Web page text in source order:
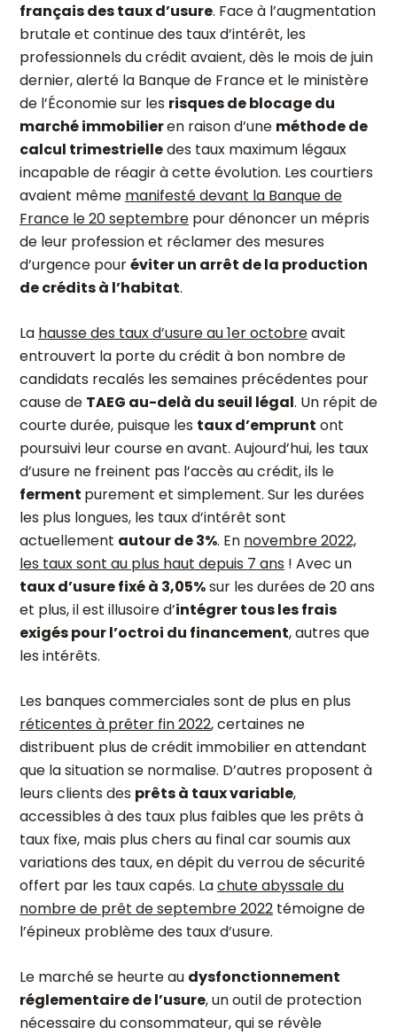
français des taux d’usure. Face à l’augmentation
brutale et continue des taux d’intérêt, les
professionnels du crédit avaient, dès le mois de juin
dernier, alerté la Banque de France et le ministère
de l’Économie sur les risques de blocage du
marché immobilieren raison d’une méthode de
calcul trimestrielledes taux maximum légaux
incapable de réagir à cette évolution. Les courtiers
avaient même manifesté devant la Banque de
France le 20 septembre pour dénoncer un mépris
de leur profession et réclamer des mesures
d’urgence pouréviter un arrêt de la production
de crédits à l’habitat.
La hausse des taux d’usure au 1eroctobreavait
entrouvert la porte du crédit à bon nombre de
candidats recalés les semaines précédentes pour
cause de TAEG au-delà du seuil légal. Un répit de
courte durée, puisque les taux d’emprunt ont
poursuivi leur course en avant. Aujourd’hui, les taux
d’usure ne freinent pas l’accès au crédit, ils le
ferment purement et simplement. Sur les durées
les plus longues, les taux d’intérêt sont
actuellement autour de 3%. En novembre 2022,
les taux sont au plus haut depuis 7 ans ! Avec un
taux d’usure fixé à 3,05%sur les durées de 20 ans
et plus, il est illusoire d’intégrer tous les frais
exigés pour l’octroi du financement, autres que
les intérêts.
Les banques commerciales sont de plus en plus
réticentes à prêter fin 2022, certaines ne
distribuent plus de crédit immobilier en attendant
que la situation se normalise. D’autres proposent à
leurs clients des prêts à taux variable,
accessibles à des taux plus faibles que les prêts à
taux fixe, mais plus chers au final car soumis aux
variations des taux, en dépit du verrou de sécurité
offert par les taux capés. Lachute abyssale du
nombre de prêt de septembre 2022 témoigne de
l’épineux problème des taux d’usure.
Le marché se heurte au dysfonctionnement
réglementaire de l’usure, un outil de protection
nécessaire du consommateur, qui se révèle